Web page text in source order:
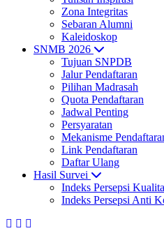
Zona Integritas
Sebaran Alumni
Kaleidoskop
SNMB 2026
Tujuan SNPDB
Jalur Pendaftaran
Pilihan Madrasah
Quota Pendaftaran
Jadwal Penting
Persyaratan
Mekanisme
Link Pendaftaran
Daftar Ulang
Hasil Survei
Indeks Persepsi
Indeks Persepsi Anti